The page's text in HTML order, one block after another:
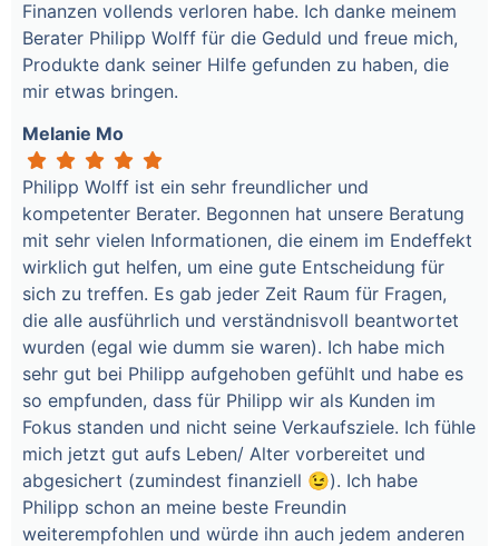
Finanzen vollends verloren habe. Ich danke meinem
Berater Philipp Wolff für die Geduld und freue mich,
Produkte dank seiner Hilfe gefunden zu haben, die
mir etwas bringen.
Melanie Mo
Philipp Wolff ist ein sehr freundlicher und
kompetenter Berater. Begonnen hat unsere Beratung
mit sehr vielen Informationen, die einem im Endeffekt
wirklich gut helfen, um eine gute Entscheidung für
sich zu treffen. Es gab jeder Zeit Raum für Fragen,
die alle ausführlich und verständnisvoll beantwortet
wurden (egal wie dumm sie waren). Ich habe mich
sehr gut bei Philipp aufgehoben gefühlt und habe es
so empfunden, dass für Philipp wir als Kunden im
Fokus standen und nicht seine Verkaufsziele. Ich fühle
mich jetzt gut aufs Leben/ Alter vorbereitet und
abgesichert (zumindest finanziell 😉). Ich habe
Philipp schon an meine beste Freundin
weiterempfohlen und würde ihn auch jedem anderen